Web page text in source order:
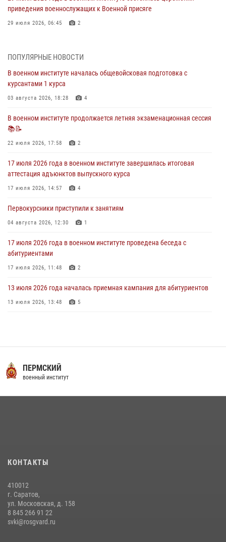
приведения военнослужащих к Военной присяге
29 июля 2026, 06:45 2
экзамен по вождению
28 июля 2026 года в военном институте организована беседа и
праздничный молебен
В военном институте завершается летняя экзаменационная сессия
28 июля 2026, 10:41
27 июля 2026 года в военном институте поощрены курсанты
ПОПУЛЯРНЫЕ НОВОСТИ
В военном институте началась общевойсковая подготовка с
курсантами 1 курса
03 августа 2026, 18:28 4
В военном институте продолжается летняя экзаменационная сессия
📚📝
22 июля 2026, 17:58 2
17 июля 2026 года в военном институте завершилась итоговая
аттестация адъюнктов выпускного курса
17 июля 2026, 14:57 4
Первокурсники приступили к занятиям
04 августа 2026, 12:30 1
17 июля 2026 года в военном институте проведена беседа с
абитуриентами
17 июля 2026, 11:48 2
13 июля 2026 года началась приемная кампания для абитуриентов
13 июля 2026, 13:48 5
16 июля 2026, 12:29 3
29 июля 2026 года курсанты военного института успешно сдали
экзамен по вождению
6 июля 2026 года в военном институте проведена вечерняя поверка
ПЕРМСКИЙ
военный институт
КОНТАКТЫ
410012
г. Саратов,
ул. Московская, д. 158
8 845 266 91 22
svki@rosgvard.ru